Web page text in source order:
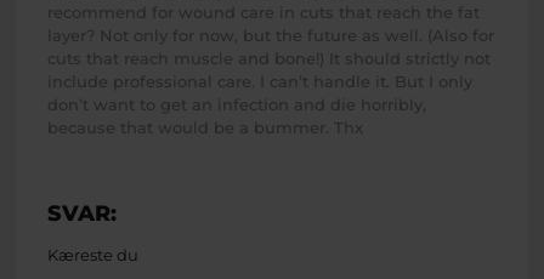
recommend for wound care in cuts that reach the fat
layer? Not only for now, but the future as well. (Also for
cuts that reach muscle and bone!) It should strictly not
include professional care. I can’t handle it. But I only
don’t want to get an infection and die horribly,
because that would be a bummer. Thx
SVAR:
Kæreste du